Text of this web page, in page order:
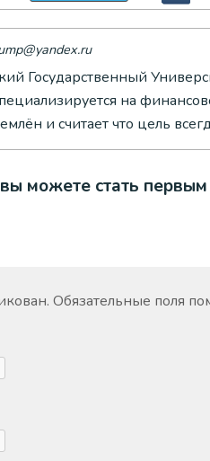
Государственный
на
и считает что цель
можете стать первым
Обязательные поля